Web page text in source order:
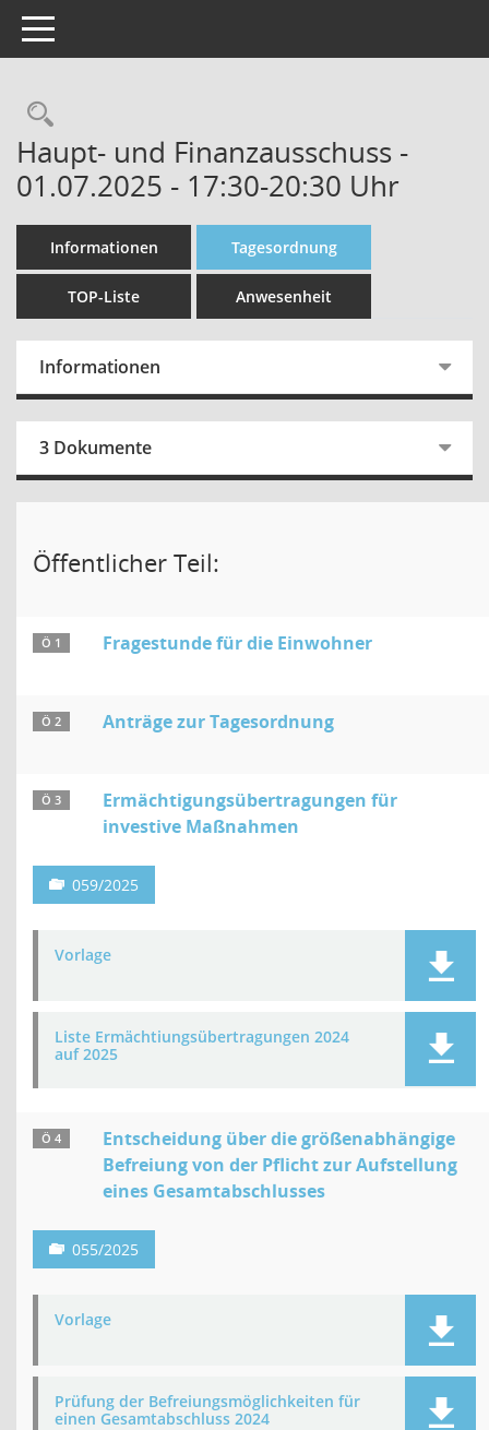
Toggle navigation
Rechercheauswahl
Haupt- und Finanzausschuss -
01.07.2025 - 17:30-20:30 Uhr
Informationen Tagesordnung
TOP-Liste Anwesenheit
Informationen
3 Dokumente
Öffentlicher Teil:
Ö 1 Fragestunde für die Einwohner
Ö 2 Anträge zur Tagesordnung
Ö 3
Ermächtigungsübertragungen für
investive Maßnahmen
059/2025
Vorlage
Liste Ermächtiungsübertragungen 2024
auf 2025
Ö 4
Entscheidung über die größenabhängige
Befreiung von der Pflicht zur Aufstellung
eines Gesamtabschlusses
055/2025
Vorlage
Prüfung der Befreiungsmöglichkeiten für
einen Gesamtabschluss 2024